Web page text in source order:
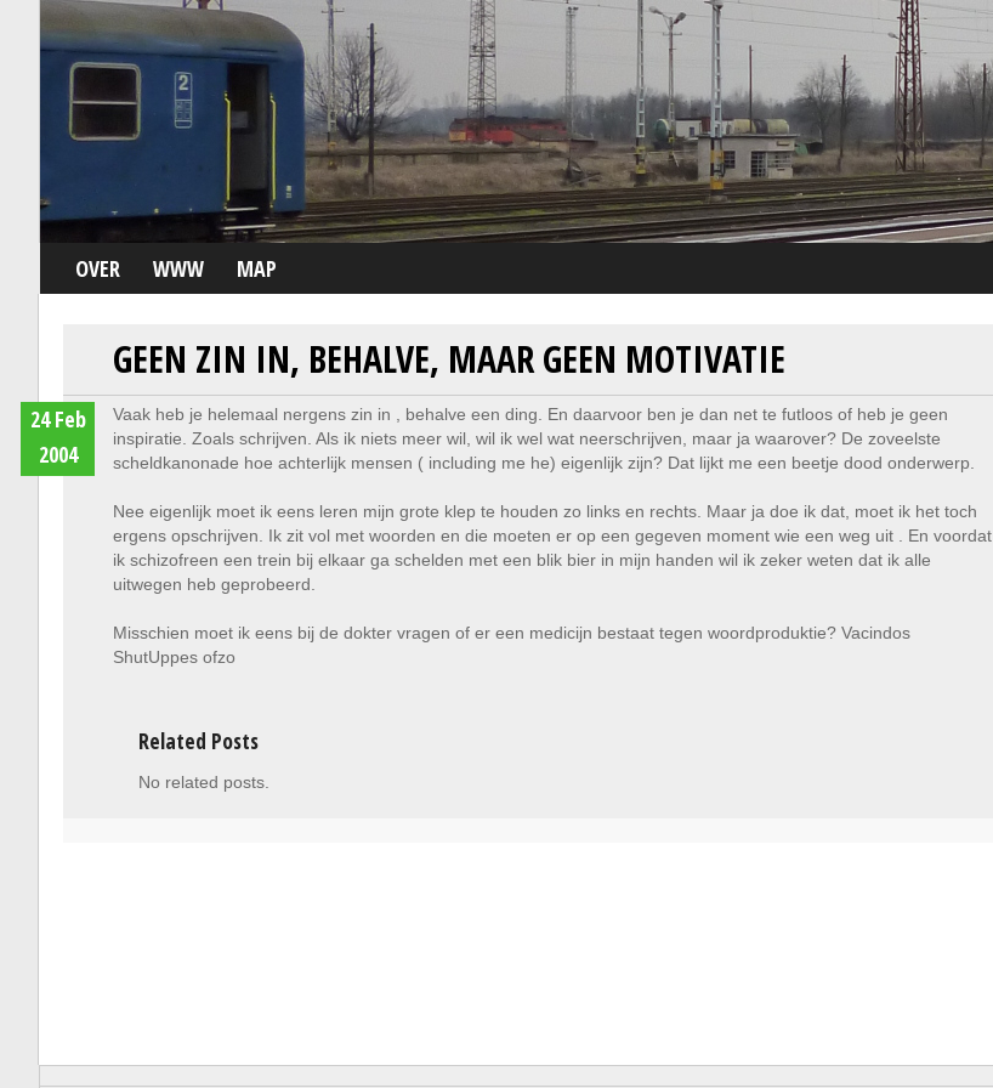
OVER WWW MAP
GEEN ZIN IN, BEHALVE, MAAR GEEN MOTIVATIE
24 Feb
2004
Vaak heb je helemaal nergens zin in , behalve een ding. En daarvoor ben je dan net te futloos of heb je geen
inspiratie. Zoals schrijven. Als ik niets meer wil, wil ik wel wat neerschrijven, maar ja waarover? De zoveelste
scheldkanonade hoe achterlijk mensen ( including me he) eigenlijk zijn? Dat lijkt me een beetje dood onderwerp.
Nee eigenlijk moet ik eens leren mijn grote klep te houden zo links en rechts. Maar ja doe ik dat, moet ik het toch
ergens opschrijven. Ik zit vol met woorden en die moeten er op een gegeven moment wie een weg uit . En voordat
ik schizofreen een trein bij elkaar ga schelden met een blik bier in mijn handen wil ik zeker weten dat ik alle
uitwegen heb geprobeerd.
Misschien moet ik eens bij de dokter vragen of er een medicijn bestaat tegen woordproduktie? Vacindos
ShutUppes ofzo
Related Posts
No related posts.